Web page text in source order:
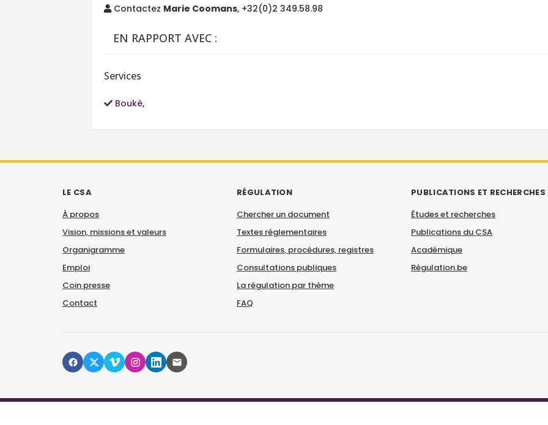
Contactez Marie Coomans, +32(0)2 349.58.98
EN RAPPORT AVEC :
Services
Boukè,
LE CSA
À propos
Vision, missions et valeurs
Organigramme
Emploi
Coin presse
Contact
RÉGULATION
Chercher un document
Textes réglementaires
Formulaires, procédures, registres
Consultations publiques
La régulation par thème
FAQ
PUBLICATIONS ET RECHERCHES
Études et recherches
Publications du CSA
Académique
Régulation.be